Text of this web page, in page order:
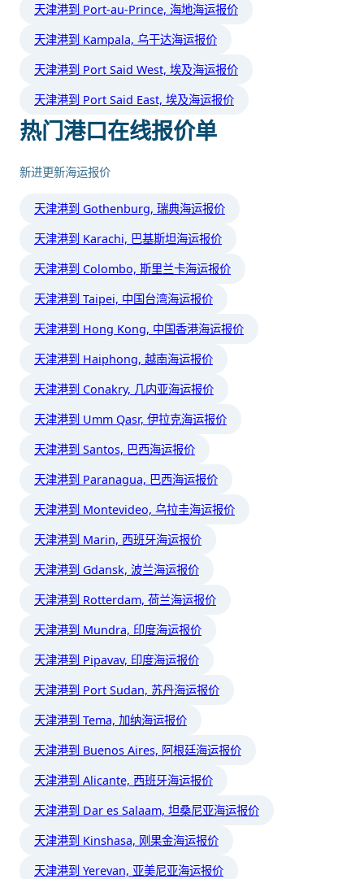
天津港到 Port-au-Prince, 海地海运报价
天津港到 Kampala, 乌干达海运报价
天津港到 Port Said West, 埃及海运报价
天津港到 Port Said East, 埃及海运报价
热门港口在线报价单
新进更新海运报价
天津港到 Gothenburg, 瑞典海运报价
天津港到 Karachi, 巴基斯坦海运报价
天津港到 Colombo, 斯里兰卡海运报价
天津港到 Taipei, 中国台湾海运报价
天津港到 Hong Kong, 中国香港海运报价
天津港到 Haiphong, 越南海运报价
天津港到 Conakry, 几内亚海运报价
天津港到 Umm Qasr, 伊拉克海运报价
天津港到 Santos, 巴西海运报价
天津港到 Paranagua, 巴西海运报价
天津港到 Montevideo, 乌拉圭海运报价
天津港到 Marin, 西班牙海运报价
天津港到 Gdansk, 波兰海运报价
天津港到 Rotterdam, 荷兰海运报价
天津港到 Mundra, 印度海运报价
天津港到 Pipavav, 印度海运报价
天津港到 Port Sudan, 苏丹海运报价
天津港到 Tema, 加纳海运报价
天津港到 Buenos Aires, 阿根廷海运报价
天津港到 Alicante, 西班牙海运报价
天津港到 Dar es Salaam, 坦桑尼亚海运报价
天津港到 Kinshasa, 刚果金海运报价
天津港到 Yerevan, 亚美尼亚海运报价